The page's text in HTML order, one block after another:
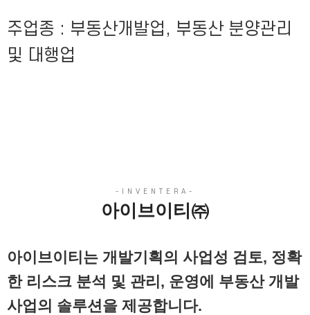
주업종 : 부동산개발업, 부동산 분양관리
및 대행업
아이브이티㈜
아이브이티는 개발기획의 사업성 검토, 정확
한 리스크 분석 및 관리, 운영에 부동산 개발
사업의 솔루션을 제공합니다.